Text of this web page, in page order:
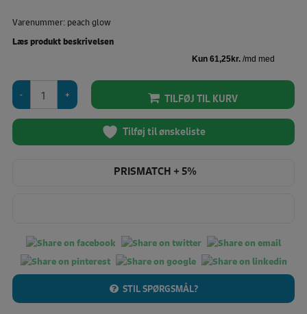
Varenummer: peach glow
Læs produkt beskrivelsen
Anton
-
in
Glow
antal
TILFØJ TIL KURV
Tilføj til ønskeliste
PRISMATCH + 5%
STIL SPØRGSMÅL?